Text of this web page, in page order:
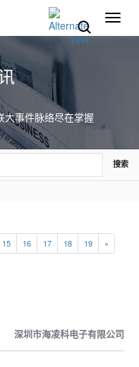
切
换
大事件脉络尽在掌握
搜索
15 16 17 18 19 »
深圳市海凌科电子有限公司